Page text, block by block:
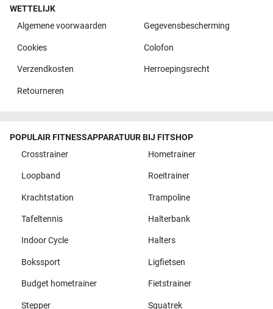
WETTELIJK
Algemene voorwaarden
Gegevensbescherming
Cookies Colofon
Verzendkosten Herroepingsrecht
Retourneren
POPULAIR FITNESSAPPARATUUR BIJ FITSHOP
Crosstrainer
Hometrainer
Loopband Roeitrainer
Krachtstation Trampoline
Tafeltennis Halterbank
Indoor Cycle Halters
Bokssport Ligfietsen
Budget hometrainer Fietstrainer
Stepper Squatrek